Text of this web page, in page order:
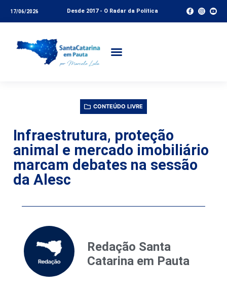
17/06/2026 Desde 2017 - O Radar da Política
CONTEÚDO LIVRE
Infraestrutura, proteção
animal e mercado imobiliário
marcam debates na sessão
da Alesc
Redação Santa
Catarina em Pauta